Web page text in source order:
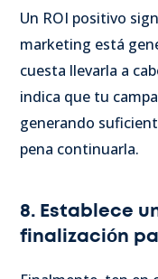
Un ROI positivo
marketing está
cuesta llevarla a
indica que tu
generando
pena continuarla.
8. Establece
finalización